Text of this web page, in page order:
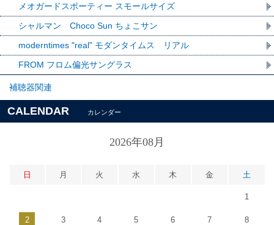
メオガードスポーティー スモールサイズ
シャルマン Choco Sun ちょこサン
moderntimes "real" モダンタイムス リアル
FROM フロム偏光サングラス
補聴器関連
CALENDAR カレンダー
2026年08月
日 月 火 水 木 金 土
1
2 3 4 5 6 7 8